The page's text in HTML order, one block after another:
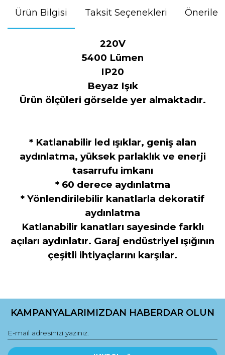
Ürün Bilgisi Taksit Seçenekleri
220V
5400 Lümen
IP20
Beyaz Işık
Ürün ölçüleri görselde yer almaktadır.
* Katlanabilir led ışıklar, geniş alan
aydınlatma, yüksek parlaklık ve enerji
tasarrufu imkanı
* 60 derece aydınlatma
* Yönlendirilebilir kanatlarla dekoratif
aydınlatma
Katlanabilir kanatları sayesinde farklı
açıları aydınlatır. Garaj endüstriyel ışığının
çeşitli ihtiyaçlarını karşılar.
konularda yetersiz gördüğünüz noktaları öneri formunu
Görüş ve önerileriniz için teşekkür ederiz.
Ürün resmi kalitesiz, bozuk veya görüntülenemiyor.
KAMPANYALARIMIZDAN HABERDAR OLUN